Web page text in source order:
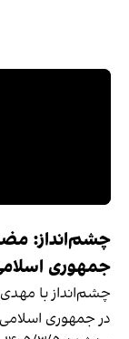
چشم‌انداز:
جمهوری
چشم‌انداز با
در جمهوری اسلامی